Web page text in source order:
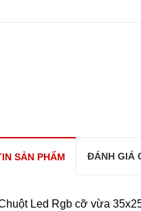
SẢN PHẨM ĐÁNH GIÁ
Led Rgb cỡ vừa